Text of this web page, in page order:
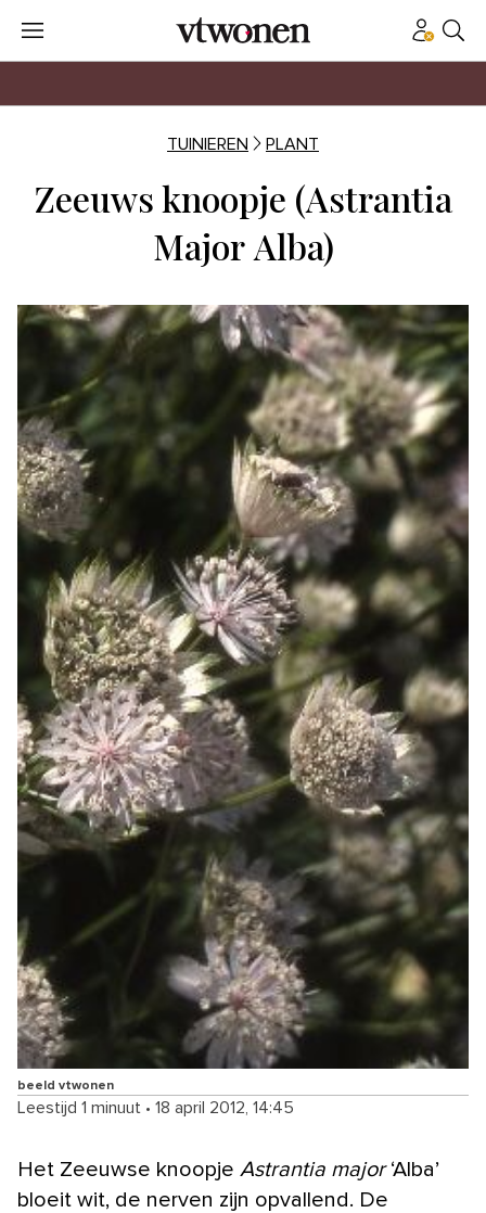
TUINIEREN PLANT
Zeeuws knoopje (Astrantia
Major Alba)
beeld vtwonen
Leestijd 1 minuut • 18 april 2012, 14:45
Het Zeeuwse knoopje Astrantia major ‘Alba’
bloeit wit, de nerven zijn opvallend. De